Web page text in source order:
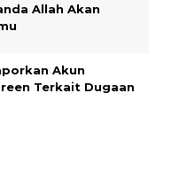
Allah Akan
Akun
Terkait Dugaan